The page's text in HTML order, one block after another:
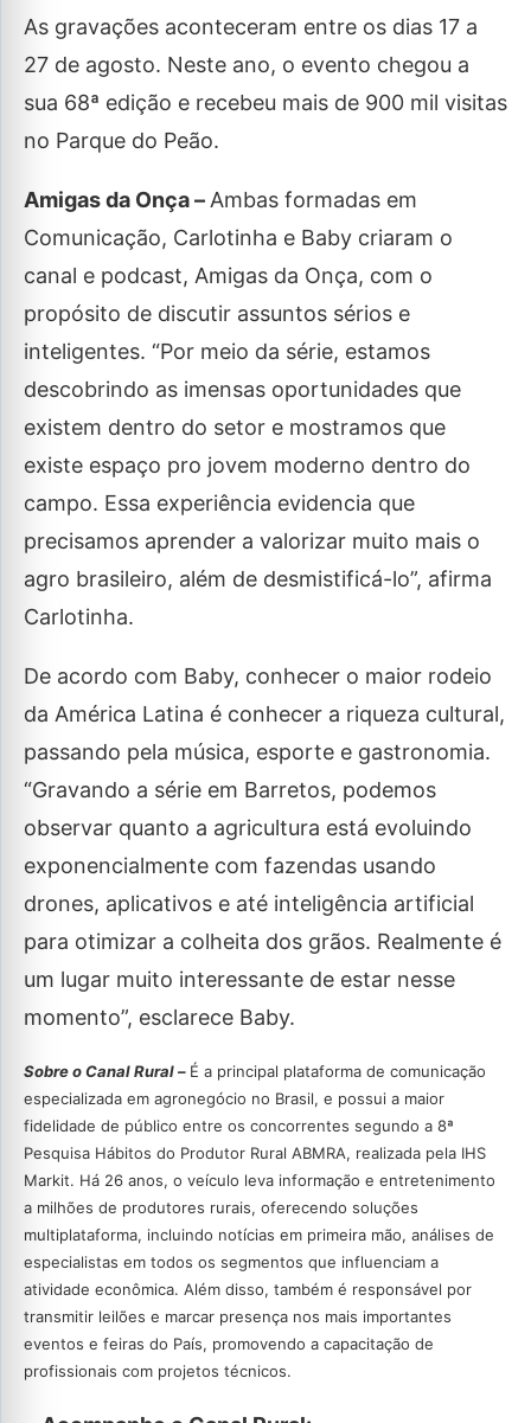
As gravações aconteceram entre os dias 17 a
27 de agosto. Neste ano, o evento chegou a
sua 68ª edição e recebeu mais de 900 mil visitas
no Parque do Peão.
Amigas da Onça – Ambas formadas em
Comunicação, Carlotinha e Baby criaram o
canal e podcast, Amigas da Onça, com o
propósito de discutir assuntos sérios e
inteligentes. “Por meio da série, estamos
descobrindo as imensas oportunidades que
existem dentro do setor e mostramos que
existe espaço pro jovem moderno dentro do
campo. Essa experiência evidencia que
precisamos aprender a valorizar muito mais o
agro brasileiro, além de desmistificá-lo”, afirma
Carlotinha.
De acordo com Baby, conhecer o maior rodeio
da América Latina é conhecer a riqueza cultural,
passando pela música, esporte e gastronomia.
“Gravando a série em Barretos, podemos
observar quanto a agricultura está evoluindo
exponencialmente com fazendas usando
drones, aplicativos e até inteligência artificial
para otimizar a colheita dos grãos. Realmente é
um lugar muito interessante de estar nesse
momento”, esclarece Baby.
Sobre o Canal Rural – É a principal plataforma de comunicação
especializada em agronegócio no Brasil, e possui a maior
fidelidade de público entre os concorrentes segundo a 8ª
Pesquisa Hábitos do Produtor Rural ABMRA, realizada pela IHS
Markit. Há 26 anos, o veículo leva informação e entretenimento
a milhões de produtores rurais, oferecendo soluções
multiplataforma, incluindo notícias em primeira mão, análises de
especialistas em todos os segmentos que influenciam a
atividade econômica. Além disso, também é responsável por
transmitir leilões e marcar presença nos mais importantes
eventos e feiras do País, promovendo a capacitação de
profissionais com projetos técnicos.